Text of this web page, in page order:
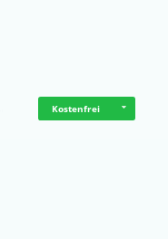
Kostenfrei